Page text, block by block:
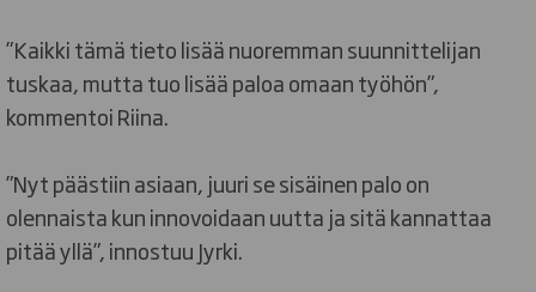
”Kaikki tämä tieto lisää nuoremman suunnittelijan
tuskaa, mutta tuo lisää paloa omaan työhön”,
kommentoi Riina.
”Nyt päästiin asiaan, juuri se sisäinen palo on
olennaista kun innovoidaan uutta ja sitä kannattaa
pitää yllä”, innostuu Jyrki.